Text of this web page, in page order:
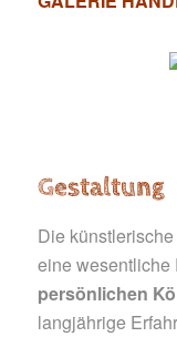
Gestaltung
Die
eine wesentliche
persönlichen
langjährige